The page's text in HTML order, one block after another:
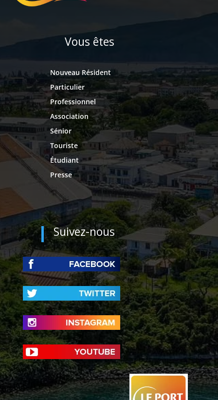
Vous êtes
Nouveau Résident
Particulier
Professionnel
Association
Sénior
Touriste
Étudiant
Presse
Suivez-nous